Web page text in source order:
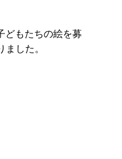
どもたちの絵を募
した。